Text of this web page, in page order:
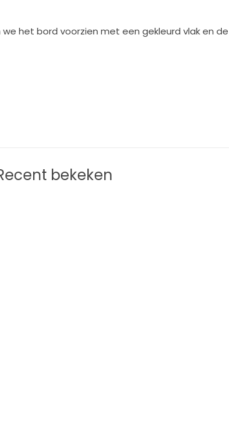
het bord voorzien met een gekleurd vlak en
bekeken